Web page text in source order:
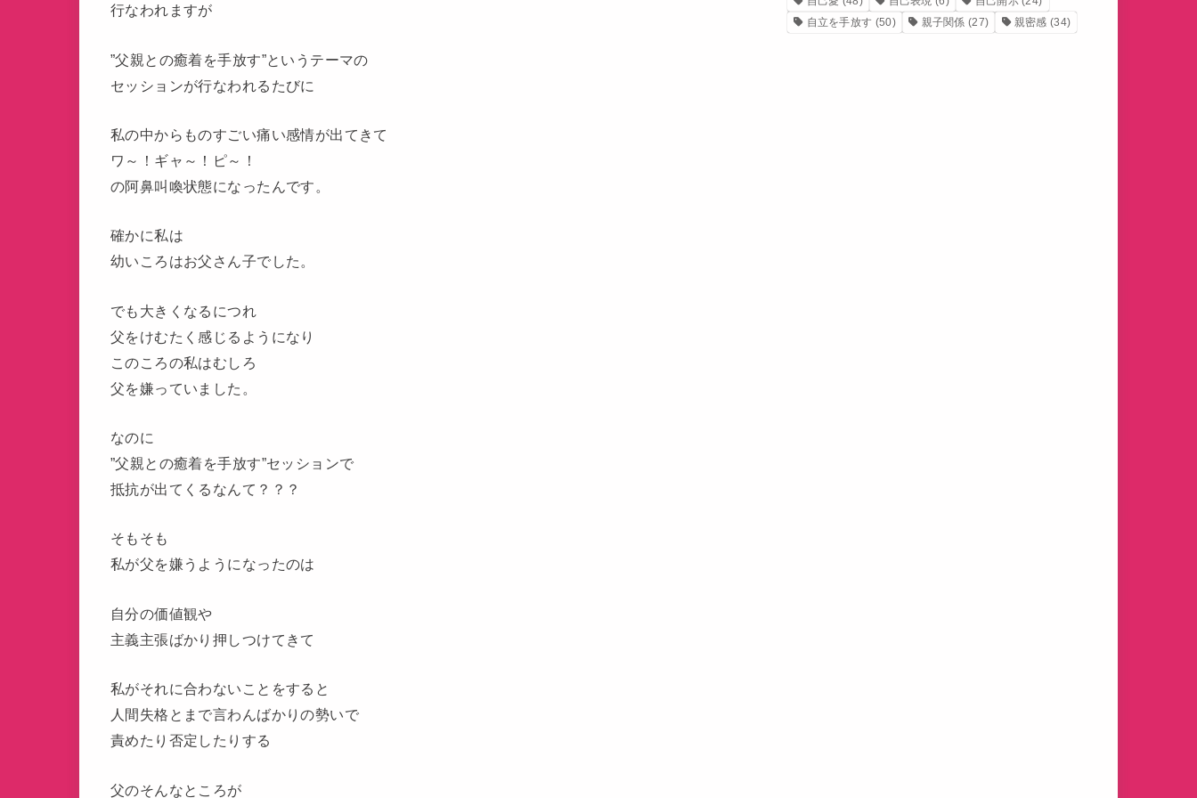
行なわれますが
”父親との癒着を手放す”というテーマの
セッションが行なわれるたびに
私の中からものすごい痛い感情が出てきて
ワ～！ギャ～！ピ～！
の阿鼻叫喚状態になったんです。
確かに私は
幼いころはお父さん子でした。
でも大きくなるにつれ
父をけむたく感じるようになり
このころの私はむしろ
父を嫌っていました。
なのに
”父親との癒着を手放す”セッションで
抵抗が出てくるなんて？？？
そもそも
私が父を嫌うようになったのは
自分の価値観や
主義主張ばかり押しつけてきて
私がそれに合わないことをすると
人間失格とまで言わんばかりの勢いで
責めたり否定したりする
父のそんなところが
自立を手放す (50) 親子関係 (27) 親密感 (34)